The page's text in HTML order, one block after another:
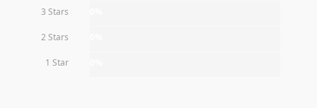
3 Stars
2 Stars
1 Star